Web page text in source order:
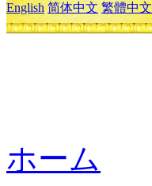
English 简体中文 繁體中文
ホーム